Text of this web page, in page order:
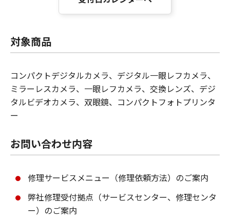
対象商品
コンパクトデジタルカメラ、デジタル一眼レフカメラ、
ミラーレスカメラ、一眼レフカメラ、交換レンズ、デジ
タルビデオカメラ、双眼鏡、コンパクトフォトプリンタ
ー
お問い合わせ内容
修理サービスメニュー（修理依頼方法）のご案内
弊社修理受付拠点（サービスセンター、修理センタ
ー）のご案内